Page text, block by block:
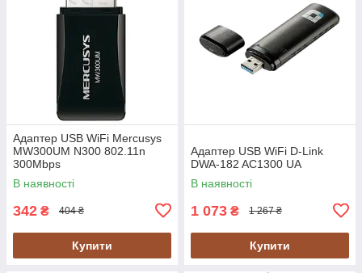
Адаптер USB WiFi Mercusys
MW300UM N300 802.11n
300Mbps
В наявності
342 ₴ 404 ₴
Купити
Адаптер USB WiFi D-Link
DWA-182 AC1300 UA
В наявності
1 073 ₴ 1 267 ₴
Купити